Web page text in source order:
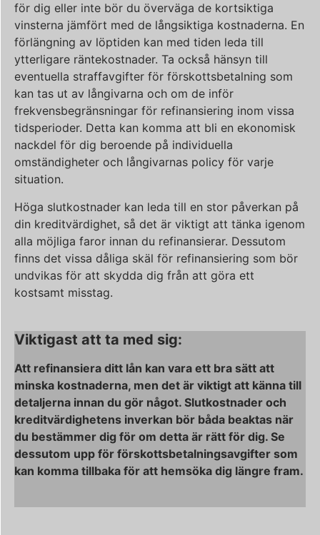
för dig eller inte bör du överväga de kortsiktiga
vinsterna jämfört med de långsiktiga kostnaderna. En
förlängning av löptiden kan med tiden leda till
ytterligare räntekostnader. Ta också hänsyn till
eventuella straffavgifter för förskottsbetalning som
kan tas ut av långivarna och om de inför
frekvensbegränsningar för refinansiering inom vissa
tidsperioder. Detta kan komma att bli en ekonomisk
nackdel för dig beroende på individuella
omständigheter och långivarnas policy för varje
situation.
Höga slutkostnader kan leda till en stor påverkan på
din kreditvärdighet, så det är viktigt att tänka igenom
alla möjliga faror innan du refinansierar. Dessutom
finns det vissa dåliga skäl för refinansiering som bör
undvikas för att skydda dig från att göra ett
kostsamt misstag.
Viktigast att ta med sig:
Att refinansiera ditt lån kan vara ett bra sätt att
minska kostnaderna, men det är viktigt att känna till
detaljerna innan du gör något. Slutkostnader och
kreditvärdighetens inverkan bör båda beaktas när
du bestämmer dig för om detta är rätt för dig. Se
dessutom upp för förskottsbetalningsavgifter som
kan komma tillbaka för att hemsöka dig längre fram.